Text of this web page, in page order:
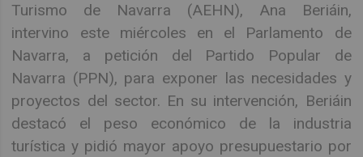
Turismo de Navarra (AEHN), Ana Beriáin,
intervino este miércoles en el Parlamento de
Navarra, a petición del Partido Popular de
Navarra (PPN), para exponer las necesidades y
proyectos del sector. En su intervención, Beriáin
destacó el peso económico de la industria
turística y pidió mayor apoyo presupuestario por